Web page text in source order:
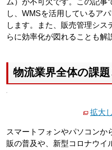
ム）が不可欠です。この記
し、WMSを活用しているア
します。また、販売管理シス
らに効率化が図れることも解
物流業界全体の課
拡大
スマートフォンやパソコンか
販の普及や、新型コロナウイ